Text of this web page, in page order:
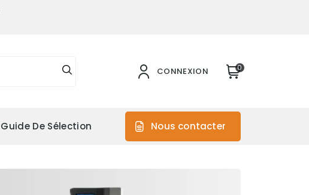
CONNEXION 0
Guide De Sélection Nous contacter